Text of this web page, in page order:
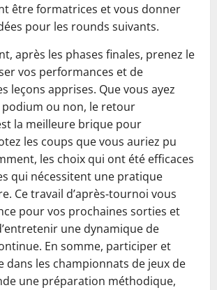
être formatrices et vous donner
pour les rounds suivants.
après les phases finales, prenez le
vos performances et de
leçons apprises. Que vous ayez
ou non, le retour
la meilleure brique pour
les coups que vous auriez pu
les choix qui ont été efficaces
qui nécessitent une pratique
Ce travail d’après‑tournoi vous
pour vos prochaines sorties et
une dynamique de
En somme, participer et
dans les championnats de jeux de
une préparation méthodique,